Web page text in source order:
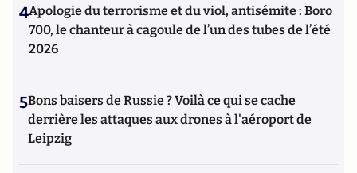
4Apologie du terrorisme et du viol, antisémite : Boro
700, le chanteur à cagoule de l’un des tubes de l’été
2026
5Bons baisers de Russie ? Voilà ce qui se cache
derrière les attaques aux drones à l'aéroport de
Leipzig